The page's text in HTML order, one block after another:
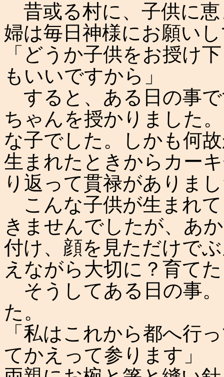
昔或る村に、子供に
婦は毎日神様にお願い
「どうか子供をお授け
もいいですから」
すると、ある日の事
ちゃんを授かりました
な子でした。しかも何
生まれたときからカー
り返って貫禄がありま
こんな子供が生まれ
きませんでしたが、あ
付け、顔を見ただけで
えながら大切に？育て
そうしてある日の事
た。
「私はこれから都へ行
てかえって参ります」